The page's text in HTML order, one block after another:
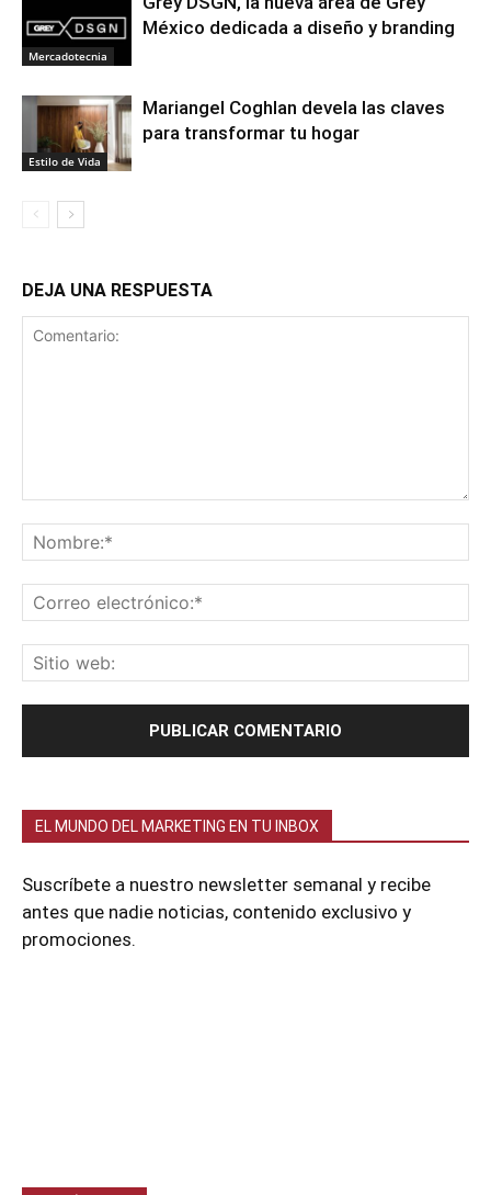
Mercadotecnia
México dedicada a diseño y branding
Estilo de Vida
Mariangel Coghlan devela las claves
para transformar tu hogar
DEJA UNA RESPUESTA
EL MUNDO DEL MARKETING EN TU INBOX
Suscríbete a nuestro newsletter semanal y recibe
antes que nadie noticias, contenido exclusivo y
promociones.